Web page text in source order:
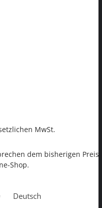
MwSt.
dem bisherigen Preis
Shop.
Deutsch